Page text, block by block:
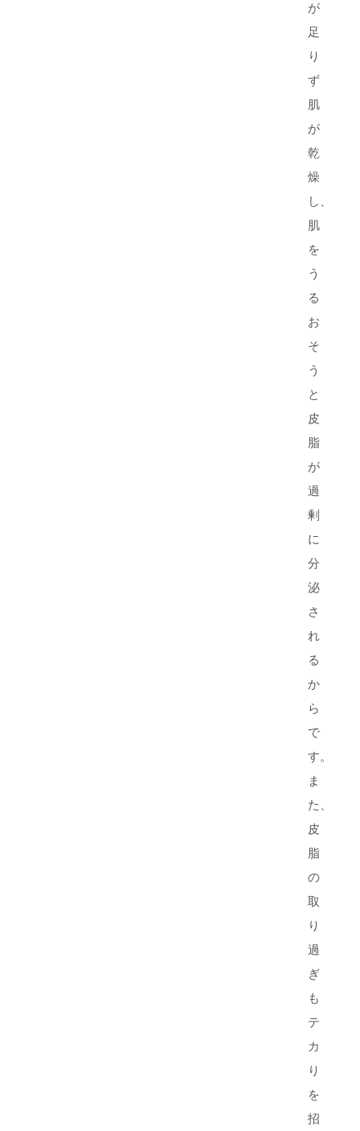
が
足
り
ず
肌
が
乾
燥
し、
肌
を
う
る
お
そ
う
と
皮
脂
が
過
剰
に
分
泌
さ
れ
る
か
ら
で
す。
ま
た、
皮
脂
の
取
り
過
ぎ
も
テ
カ
り
を
招